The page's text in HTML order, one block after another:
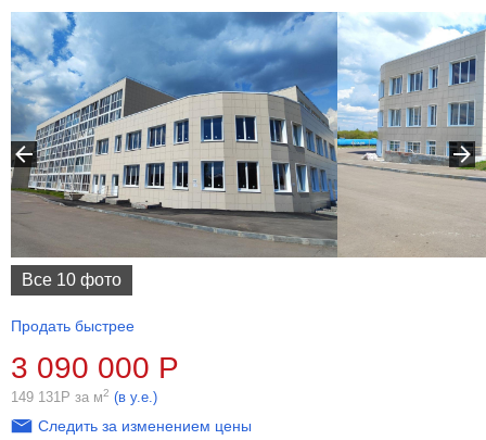
Все 10 фото
Продать быстрее
3 090 000 Р
149 131Р за м2 (в у.е.)
Следить за изменением цены